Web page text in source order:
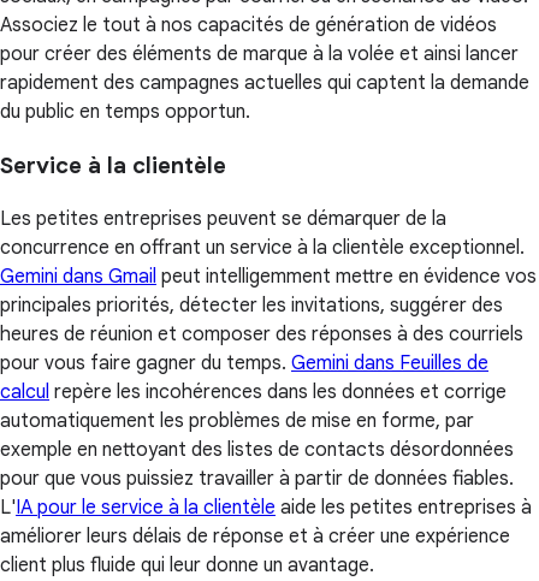
Associez le tout à nos capacités de génération de vidéos
pour créer des éléments de marque à la volée et ainsi lancer
rapidement des campagnes actuelles qui captent la demande
du public en temps opportun.
Service à la clientèle
Les petites entreprises peuvent se démarquer de la
concurrence en offrant un service à la clientèle exceptionnel.
Gemini dans Gmail peut intelligemment mettre en évidence vos
principales priorités, détecter les invitations, suggérer des
heures de réunion et composer des réponses à des courriels
pour vous faire gagner du temps. Gemini dans Feuilles de
calcul repère les incohérences dans les données et corrige
automatiquement les problèmes de mise en forme, par
exemple en nettoyant des listes de contacts désordonnées
pour que vous puissiez travailler à partir de données fiables.
L'IA pour le service à la clientèle aide les petites entreprises à
améliorer leurs délais de réponse et à créer une expérience
client plus fluide qui leur donne un avantage.